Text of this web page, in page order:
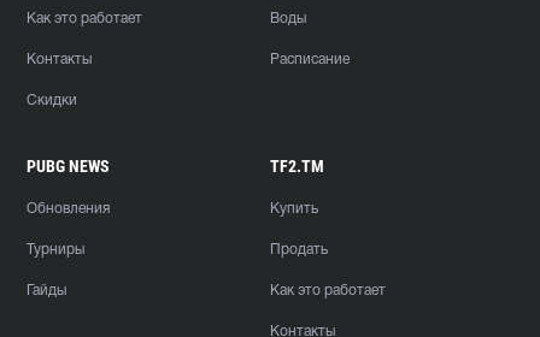
Как это работает
Контакты
Скидки
Воды
Расписание
PUBG NEWS
Обновления
Турниры
Гайды
TF2.TM
Купить
Продать
Как это работает
Контакты